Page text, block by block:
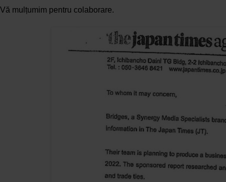
Vă mulțumim pentru colaborare.